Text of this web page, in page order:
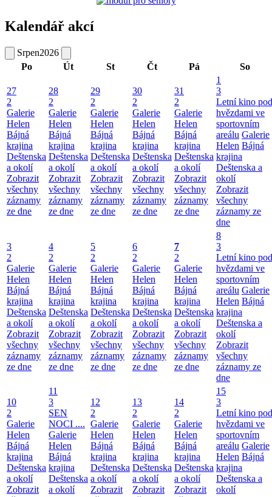
Kalendář akcí
Srpen2026
Po
Út St Čt Pá So
27
2
Galerie
Helen
Bájná
krajina
Deštenska
a okolí
Zobrazit
všechny
záznamy
ze dne
28
2
Galerie
Helen
Bájná
krajina
Deštenska
a okolí
Zobrazit
všechny
záznamy
ze dne
29
2
Galerie
Helen
Bájná
krajina
Deštenska
a okolí
Zobrazit
všechny
záznamy
ze dne
30
2
Galerie
Helen
Bájná
krajina
Deštenska
a okolí
Zobrazit
všechny
záznamy
ze dne
31
2
Galerie
Helen
Bájná
krajina
Deštenska
a okolí
Zobrazit
všechny
záznamy
ze dne
1
3
Letní kino pod
hvězdami ve
sportovním
areálu Galerie
Helen Bájná
krajina
Deštenska a
okolí
Zobrazit
všechny
záznamy ze
dne
3
2
Galerie
Helen
Bájná
krajina
Deštenska
a okolí
Zobrazit
všechny
záznamy
ze dne
4
2
Galerie
Helen
Bájná
krajina
Deštenska
a okolí
Zobrazit
všechny
záznamy
ze dne
5
2
Galerie
Helen
Bájná
krajina
Deštenska
a okolí
Zobrazit
všechny
záznamy
ze dne
6
2
Galerie
Helen
Bájná
krajina
Deštenska
a okolí
Zobrazit
všechny
záznamy
ze dne
7
2
Galerie
Helen
Bájná
krajina
Deštenska
a okolí
Zobrazit
všechny
záznamy
ze dne
8
3
Letní kino pod
hvězdami ve
sportovním
areálu Galerie
Helen Bájná
krajina
Deštenska a
okolí
Zobrazit
všechny
záznamy ze
dne
10
2
Galerie
Helen
Bájná
krajina
Deštenska
a okolí
Zobrazit
11
3
SEN
NOCI ....
Galerie
Helen
Bájná
krajina
Deštenska
a okolí
12
2
Galerie
Helen
Bájná
krajina
Deštenska
a okolí
Zobrazit
13
2
Galerie
Helen
Bájná
krajina
Deštenska
a okolí
Zobrazit
14
2
Galerie
Helen
Bájná
krajina
Deštenska
a okolí
Zobrazit
15
3
Letní kino pod
hvězdami ve
sportovním
areálu Galerie
Helen Bájná
krajina
Deštenska a
okolí